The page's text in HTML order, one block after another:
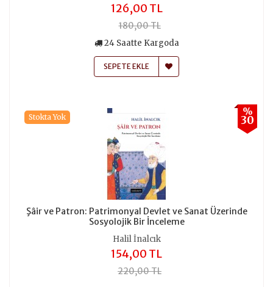
126,00 TL
180,00 TL
24 Saatte Kargoda
SEPETE EKLE
%
30
Stokta Yok
Şâir ve Patron: Patrimonyal Devlet ve Sanat Üzerinde
Sosyolojik Bir İnceleme
Halil İnalcık
154,00 TL
220,00 TL